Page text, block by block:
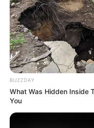
copos, por exemplo.
BUZZDAY
What Was Hidden Inside
You